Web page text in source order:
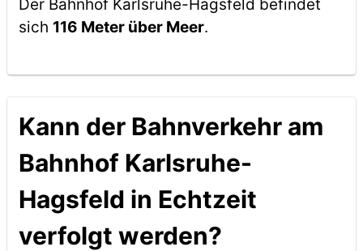
Der Bahnhof Karlsruhe-Hagsfeld befindet
sich 116 Meter über Meer.
Kann der Bahnverkehr am
Bahnhof Karlsruhe-
Hagsfeld in Echtzeit
verfolgt werden?